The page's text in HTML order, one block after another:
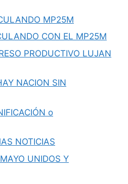
MP25M
CON EL MP25M
PRODUCTIVO LUJAN
NACION SIN
o
NOTICIAS
UNIDOS Y